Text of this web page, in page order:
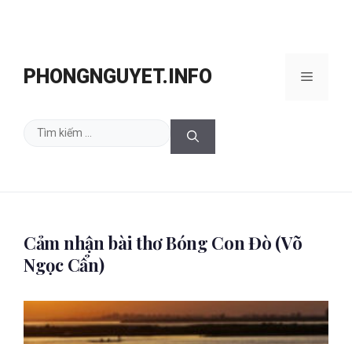
PHONGNGUYET.INFO Menu
Tìm
Cảm nhận bài thơ Bóng Con Đò (Võ
Ngọc Cẩn)